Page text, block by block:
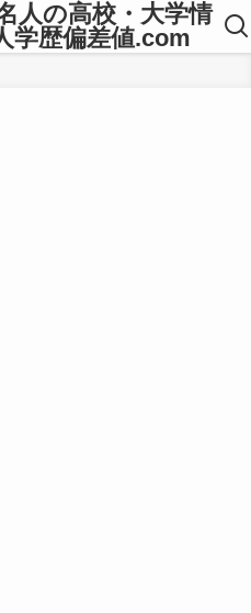
人の高校・大学情
学歴偏差値.com